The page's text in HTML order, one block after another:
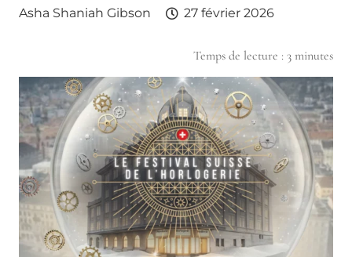
Asha Shaniah Gibson 27 février 2026
Temps de lecture : 3 minutes